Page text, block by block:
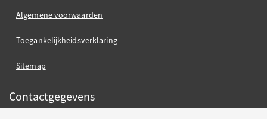
Algemene voorwaarden
Toegankelijkheidsverklaring
Sitemap
Contactgegevens